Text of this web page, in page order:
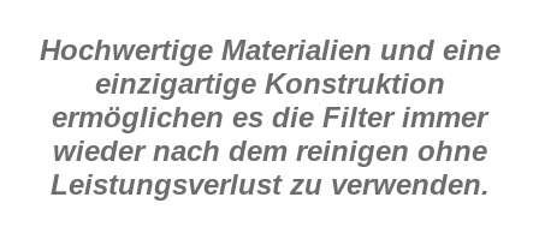
Hochwertige Materialien und eine
einzigartige Konstruktion
ermöglichen es die Filter immer
wieder nach dem reinigen ohne
Leistungsverlust zu verwenden.